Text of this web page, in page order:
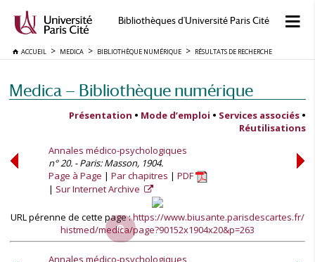
Bibliothèques d'Université Paris Cité
ACCUEIL MEDICA BIBLIOTHÈQUE NUMÉRIQUE RÉSULTATS DE RECHERCHE
Medica — Bibliothèque numérique
Présentation • Mode d’emploi • Services associés •
Réutilisations
Annales médico-psychologiques
n° 20. - Paris: Masson, 1904.
Page à Page
Par chapitres
PDF
Sur Internet Archive
URL pérenne de cette page :https://www.biusante.parisdescartes.fr/
histmed/medica/page?90152x1904x20&p=263
Annales médico-psychologiques